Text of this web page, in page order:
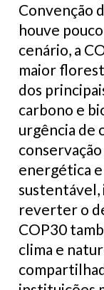
Convenção
houve
cenário, a
maior
dos
carbono e
urgência de
energética
sustentável,
reverter o
COP30
clima e